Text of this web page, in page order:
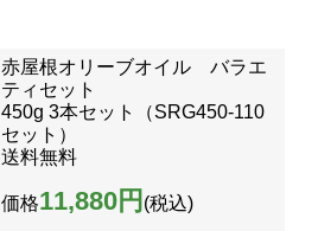
赤屋根オリーブオイル バラエ
ティセット
450g 3本セット（SRG450-110
セット）
送料無料
価格11,880円 (税込)